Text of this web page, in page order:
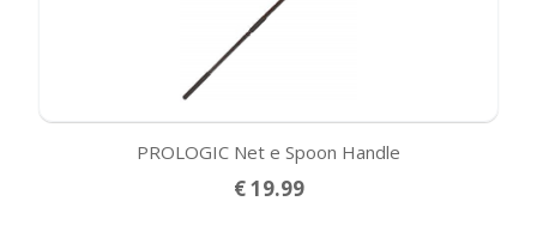
PROLOGIC Net e Spoon Handle
€ 19.99